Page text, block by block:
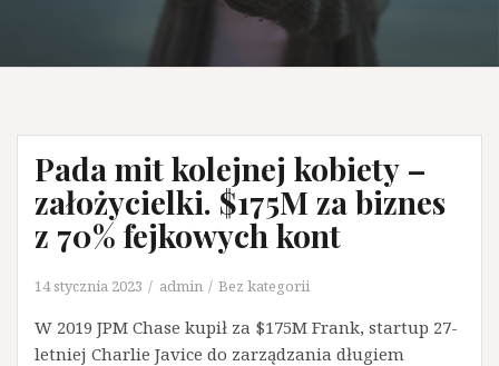
Pada mit kolejnej kobiety –
założycielki. $175M za biznes
z 70% fejkowych kont
14 stycznia 2023 admin Bez kategorii
W 2019 JPM Chase kupił za $175M Frank, startup 27-
letniej Charlie Javice do zarządzania długiem